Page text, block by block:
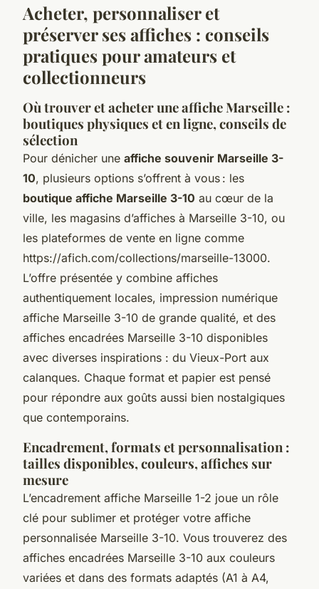
Acheter, personnaliser et
préserver ses affiches : conseils
pratiques pour amateurs et
collectionneurs
Où trouver et acheter une affiche Marseille :
boutiques physiques et en ligne, conseils de
sélection
Pour dénicher une affiche souvenir Marseille 3-
10, plusieurs options s’offrent à vous : les
boutique affiche Marseille 3-10 au cœur de la
ville, les magasins d’affiches à Marseille 3-10, ou
les plateformes de vente en ligne comme
https://afich.com/collections/marseille-13000.
L’offre présentée y combine affiches
authentiquement locales, impression numérique
affiche Marseille 3-10 de grande qualité, et des
affiches encadrées Marseille 3-10 disponibles
avec diverses inspirations : du Vieux-Port aux
calanques. Chaque format et papier est pensé
pour répondre aux goûts aussi bien nostalgiques
que contemporains.
Encadrement, formats et personnalisation :
tailles disponibles, couleurs, affiches sur
mesure
L’encadrement affiche Marseille 1-2 joue un rôle
clé pour sublimer et protéger votre affiche
personnalisée Marseille 3-10. Vous trouverez des
affiches encadrées Marseille 3-10 aux couleurs
variées et dans des formats adaptés (A1 à A4,